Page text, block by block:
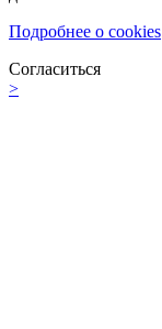
Подробнее о cookies
Согласиться
>